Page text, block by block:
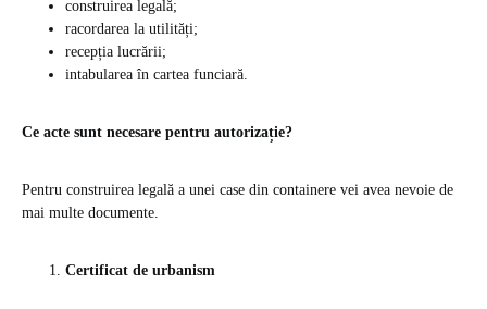
construirea legală;
racordarea la utilități;
recepția lucrării;
intabularea în cartea funciară.
Ce acte sunt necesare pentru autorizație?
Pentru construirea legală a unei case din containere vei avea nevoie de
mai multe documente.
Certificat de urbanism